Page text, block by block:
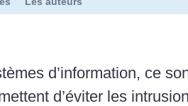
d’information, ce
d’éviter les